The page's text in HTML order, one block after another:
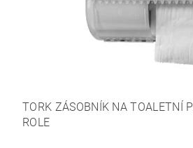
TORK ZÁSOBNÍK NA TOALETNÍ
ROLE